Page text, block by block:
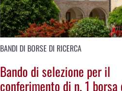
BANDI DI BORSE DI RICERCA
Bando di selezione per il
conferimento di n. 1 borsa